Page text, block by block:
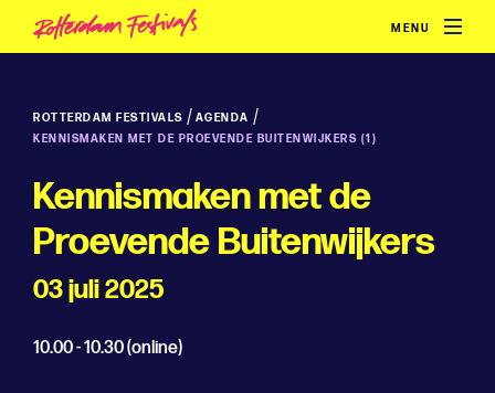
MENU
ROTTERDAM FESTIVALS / AGENDA /
KENNISMAKEN MET DE PROEVENDE BUITENWIJKERS (1)
Kennismaken met de
Proevende Buitenwijkers
03 juli 2025
10.00 - 10.30 (online)